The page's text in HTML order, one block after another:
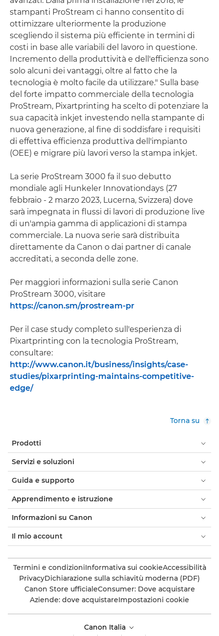
stampanti ProStream ci hanno consentito di
ottimizzare ulteriormente la produzione
scegliendo il sistema più efficiente in termini di
costi in base alle variabili del lavoro in questione.
Incremento della produttività e dell'efficienza sono
solo alcuni dei vantaggi, oltre al fatto che la
tecnologia è molto facile da utilizzare." Sulla base
del forte impatto commerciale della tecnologia
ProStream, Pixartprinting ha scelto di potenziare la
sua capacità inkjet investendo nella stampante di
nuova generazione, al fine di soddisfare i requisiti
di effettiva efficienza produttiva dell'impianto
(OEE) e migrare più lavori verso la stampa inkjet.
La serie ProStream 3000 fa il suo debutto
mondiale agli Hunkeler Innovationdays (27
febbraio - 2 marzo 2023, Lucerna, Svizzera) dove
sarà impegnata in flussi di lavori di produzione live
di un'ampia gamma di applicazioni di stampa
commerciale. La nuova serie sarà distribuita
direttamente da Canon o dai partner di canale
accreditati, a seconda delle zone.
Per maggiori informazioni sulla serie Canon
ProStream 3000, visitare
https://canon.sm/prostream-pr
Per il case study completo sull'esperienza di
Pixartprinting con la tecnologia ProStream,
consultare:
http://www.canon.it/business/insights/case-
studies/pixarprinting-maintains-competitive-
edge/
Torna su
Prodotti
Servizi e soluzioni
Guida e supporto
Apprendimento e istruzione
Informazioni su Canon
Il mio account
Termini e condizioniInformativa sui cookieAccessibilità
PrivacyDichiarazione sulla schiavitù moderna (PDF)
Canon Store ufficialeConsumer: Dove acquistare
Aziende: dove acquistareImpostazioni cookie
Canon Italia